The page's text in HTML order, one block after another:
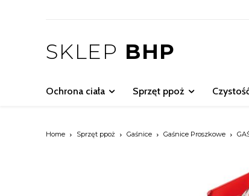
SKLEP BHP
Ochrona ciała Sprzęt ppoż
Home Sprzęt ppoż Gaśnice Gaśnice Proszkowe